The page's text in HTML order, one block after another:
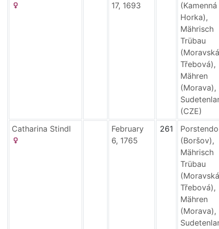
17, 1693
(Kamenná
Horka),
Mährisch
Trübau
(Moravská
Třebová),
Mähren
(Morava),
(CZE)
Catharina Stindl
February
6, 1765
261
(Boršov),
Mährisch
Trübau
(Moravská
Třebová),
Mähren
(Morava),